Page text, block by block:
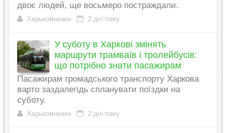
двоє людей, ще восьмеро постраждали.
Харьковчанин 2 дні тому
У суботу в Харкові змінять
маршрути трамваїв і тролейбусів:
що потрібно знати пасажирам
Пасажирам громадського транспорту Харкова
варто заздалегідь спланувати поїздки на
суботу.
Харьковчанин 2 дні тому